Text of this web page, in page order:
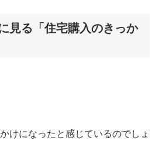
見る「住宅購入のきっか
けになったと感じているのでしょ